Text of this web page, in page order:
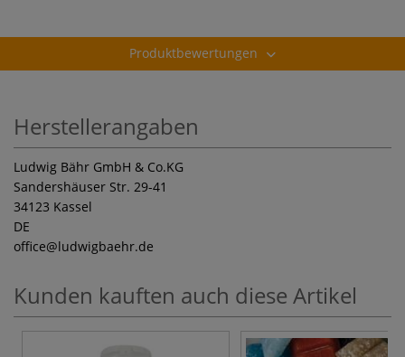
Produktbewertungen
Herstellerangaben
Ludwig Bähr GmbH & Co.KG
Sandershäuser Str. 29-41
34123 Kassel
DE
office@ludwigbaehr.de
Kunden kauften auch diese Artikel